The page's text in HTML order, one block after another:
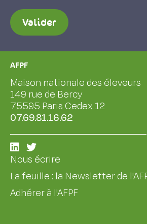
Valider
AFPF
Maison nationale des éleveurs
149 rue de Bercy
75595 Paris Cedex 12
07.69.81.16.62
Nous écrire
La feuille : la Newsletter de
Adhérer à l'AFPF